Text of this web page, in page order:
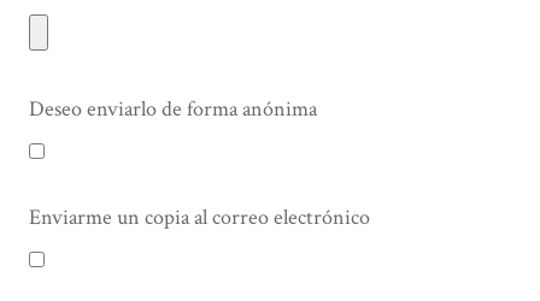
Deseo enviarlo de forma anónima
Enviarme un copia al correo electrónico